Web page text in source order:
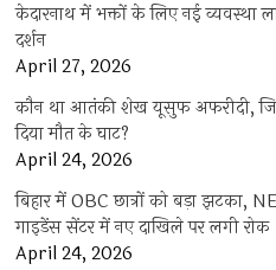
केदारनाथ में भक्तों के लिए नई व्यवस्था
दर्शन
April 27, 2026
कौन था आतंकी शेख यूसुफ अफरीदी,
दिया मौत के घाट?
April 24, 2026
बिहार में OBC छात्रों को बड़ा झटका,
गाइडेंस सेंटर में नए दाखिले पर लगी रोक
April 24, 2026